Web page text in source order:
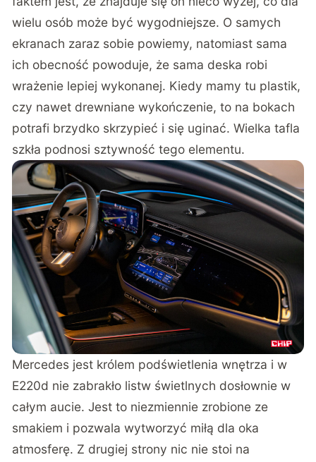
wielu osób może być wygodniejsze. O samych
ekranach zaraz sobie powiemy, natomiast sama
ich obecność powoduje, że sama deska robi
wrażenie lepiej wykonanej. Kiedy mamy tu plastik,
czy nawet drewniane wykończenie, to na bokach
potrafi brzydko skrzypieć i się uginać. Wielka tafla
szkła podnosi sztywność tego elementu.
Mercedes jest królem podświetlenia wnętrza i w
E220d nie zabrakło listw świetlnych dosłownie w
całym aucie. Jest to niezmiennie zrobione ze
smakiem i pozwala wytworzyć miłą dla oka
atmosferę. Z drugiej strony nic nie stoi na